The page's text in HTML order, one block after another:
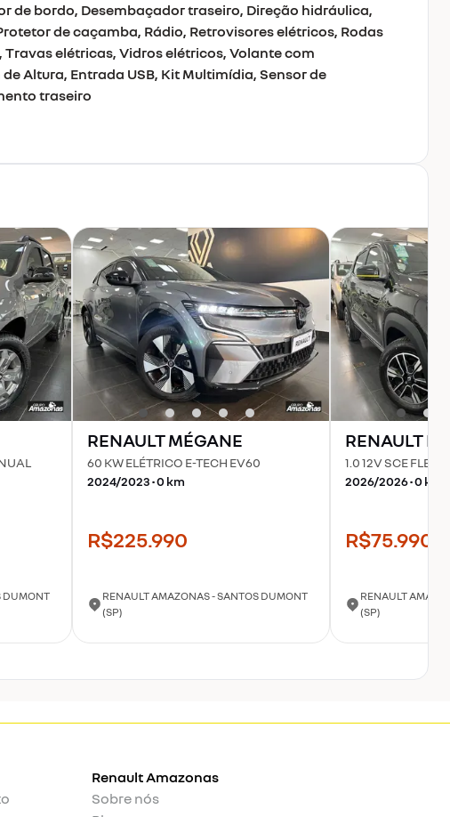
de bordo, Desembaçador traseiro, Direção hidráulica,
de caçamba, Rádio, Retrovisores elétricos, Rodas
Travas elétricas, Vidros elétricos, Volante com
Altura, Entrada USB, Kit Multimídia, Sensor de
traseiro
DUMONT
RENAULTMÉGANE
60 KW ELÉTRICO E-TECH EV60
2024/2023•0km
R$225.990
RENAULT AMAZONAS - SANTOS DUMONT
(SP)
RENAULT
1.0 12V SCE FLEX
2026/2026•0km
R$75.990
RENAULT
(SP)
RenaultAmazonas
Sobre nós